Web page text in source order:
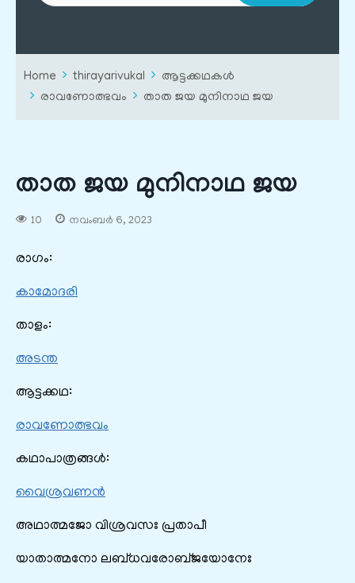
Home thirayarivukal
ആട്ടക്കഥകൾ
രാവണോത്ഭവം
താത ജയ മുനിനാഥ ജയ
താത ജയ മുനിനാഥ ജയ
10 നവംബർ 6, 2023
രാഗം:
കാമോദരി
താളം:
അടന്ത
ആട്ടക്കഥ:
രാവണോത്ഭവം
കഥാപാത്രങ്ങൾ:
വൈശ്രവണൻ
അഥാത്മജോ വിശ്രവസഃ പ്രതാപീ
യാതാത്മനോ ലബ്ധവരോബ്ജയോനേഃ